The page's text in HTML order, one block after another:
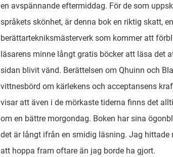
en avspännande eftermiddag. För de som
språkets skönhet, är denna bok en riktig skatt, en
berättartekniksmästerverk som kommer att
läsarens minne långt gratis böcker att läsa det
sidan blivit vänd. Berättelsen om Qhuinn och
vittnesbörd om kärlekens och acceptansens
visar att även i de mörkaste tiderna finns det
om en bättre morgondag. Boken har sina
det är långt ifrån en smidig läsning. Jag hittade
att hoppa fram oftare än jag borde ha gjort.